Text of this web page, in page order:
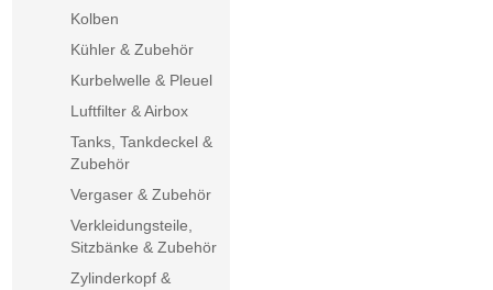
Kolben
Kühler & Zubehör
Kurbelwelle & Pleuel
Luftfilter & Airbox
Tanks, Tankdeckel &
Zubehör
Vergaser & Zubehör
Verkleidungsteile,
Sitzbänke & Zubehör
Zylinderkopf &